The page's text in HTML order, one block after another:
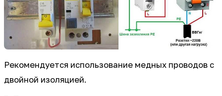
Рекомендуется использование медных проводов с
двойной изоляцией.